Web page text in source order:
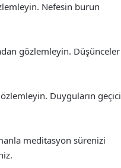
Nefesin burun
gözlemleyin. Düşünceler
Duyguların geçici
meditasyon sürenizi